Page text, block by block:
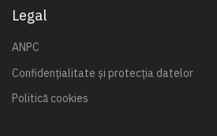
Legal
ANPC
Confidențialitate și protecția datelor
Politică cookies